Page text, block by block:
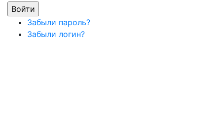
Забыли пароль?
Забыли логин?